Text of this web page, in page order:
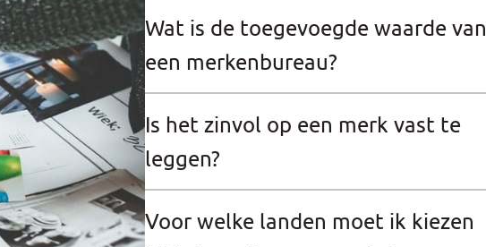
Wat is de toegevoegde waarde van
een merkenbureau?
Is het zinvol op een merk vast te
leggen?
Voor welke landen moet ik kiezen